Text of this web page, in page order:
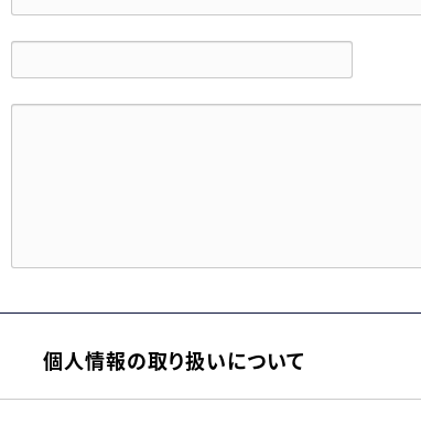
個人情報の取り扱いについて